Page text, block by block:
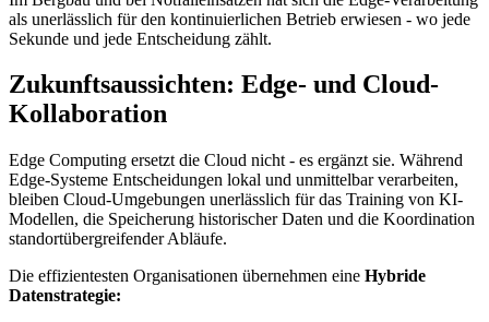
als unerlässlich für den kontinuierlichen Betrieb erwiesen - wo jede
Sekunde und jede Entscheidung zählt.
Zukunftsaussichten: Edge- und Cloud-
Kollaboration
Edge Computing ersetzt die Cloud nicht - es ergänzt sie. Während
Edge-Systeme Entscheidungen lokal und unmittelbar verarbeiten,
bleiben Cloud-Umgebungen unerlässlich für das Training von KI-
Modellen, die Speicherung historischer Daten und die Koordination
standortübergreifender Abläufe.
Die effizientesten Organisationen übernehmen eine Hybride
Datenstrategie: